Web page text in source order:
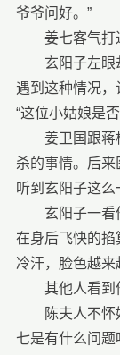
爷爷问好。”
姜七客气打
玄阳子左眼
遇到这种情况，
“这位小姑娘是
姜卫国跟蒋
杀的事情。后来
听到玄阳子这么
玄阳子一看
在身后飞快的掐
冷汗，脸色越来
其他人看到
陈夫人不
七是有什么问题